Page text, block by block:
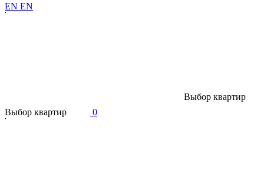
EN EN
Выбор квартир
Выбор квартир 0